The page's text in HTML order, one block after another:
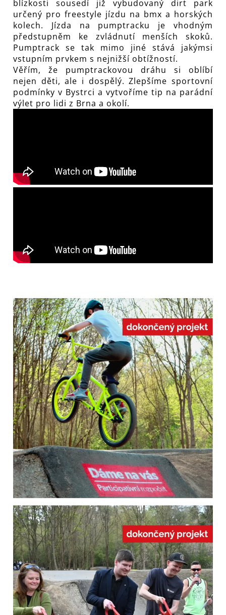
blízkosti sousedí již vybudovaný dirt park
určený pro freestyle jízdu na bmx a horských
kolech. Jízda na pumptracku je vhodným
předstupněm ke zvládnutí menších skoků.
Pumptrack se tak mimo jiné stává jakýmsi
vstupním prvkem s nejnižší obtížností.
Věřím, že pumptrackovou dráhu si oblíbí
nejen děti, ale i dospělý. Zlepšíme sportovní
podmínky v Bystrci a vytvoříme tip na parádní
výlet pro lidi z Brna a okolí.